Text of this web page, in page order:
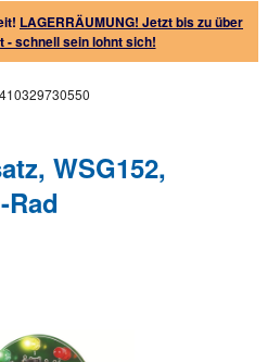
LAGERRÄUMUNG! Jetzt bis zu über
- schnell sein lohnt sich!
WSG152,